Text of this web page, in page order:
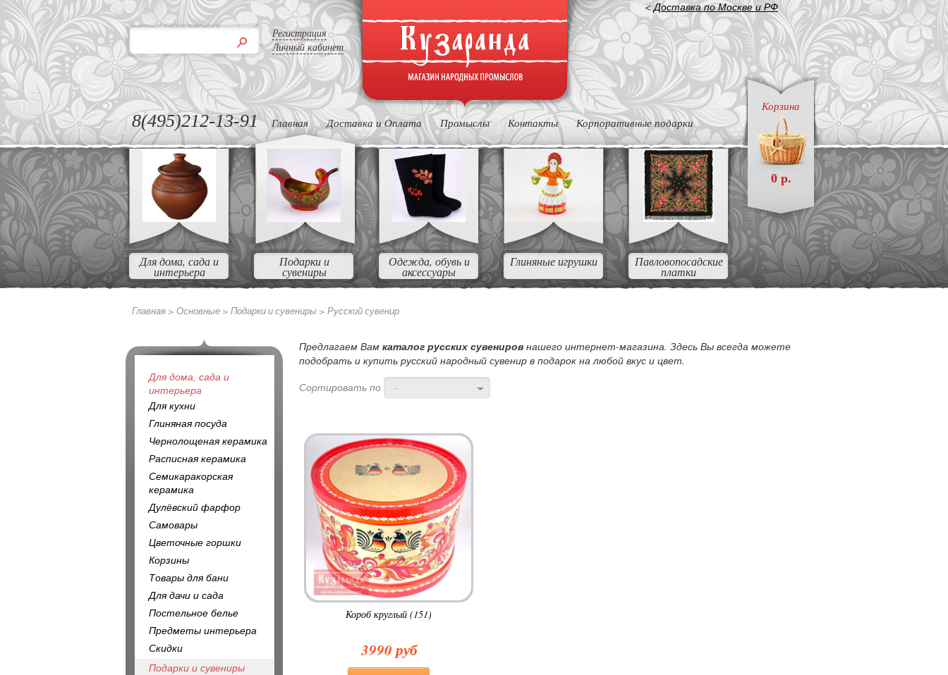
Регистрация
Личный кабинет
<Доставка по Москве и РФ
Корзина
0 р.
8(495)212-13-91 Главная Доставка и Оплата Промыслы Контакты Корпоративные подарки
Для дома, сада и
интерьера
Подарки и
сувениры
Одежда, обувь и
аксессуары
Глиняные игрушки Павловопосадские
платки
Главная > Основные > Подарки и сувениры > Русский сувенир
Предлагаем Вам каталог русских сувениров нашего интернет-магазина. Здесь Вы всегда можете
подобрать и купить русский народный сувенир в подарок на любой вкус и цвет.
Сортировать по
-
Короб круглый (151)
3990 руб
Для дома, сада и
интерьера
Для кухни
Глиняная посуда
Чернолощеная керамика
Расписная керамика
Семикаракорская
керамика
Дулёвский фарфор
Самовары
Цветочные горшки
Корзины
Товары для бани
Для дачи и сада
Постельное белье
Предметы интерьера
Скидки
Подарки и сувениры